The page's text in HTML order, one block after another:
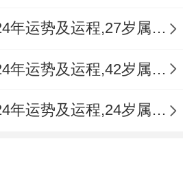
难，容易有短暂恋情，健
丁火遇午为禄堂。学业运
易在竞赛中获奖，但火
1997年属牛女2024年运势及运程,27岁属牛人2024全年每月运势女性如何
1982年属狗女2024年运势及运程,42岁属狗人2024全年每月运势女性如何
2000年属龙女2024年运势及运程,24岁属龙人2024全年每月运势女性如何